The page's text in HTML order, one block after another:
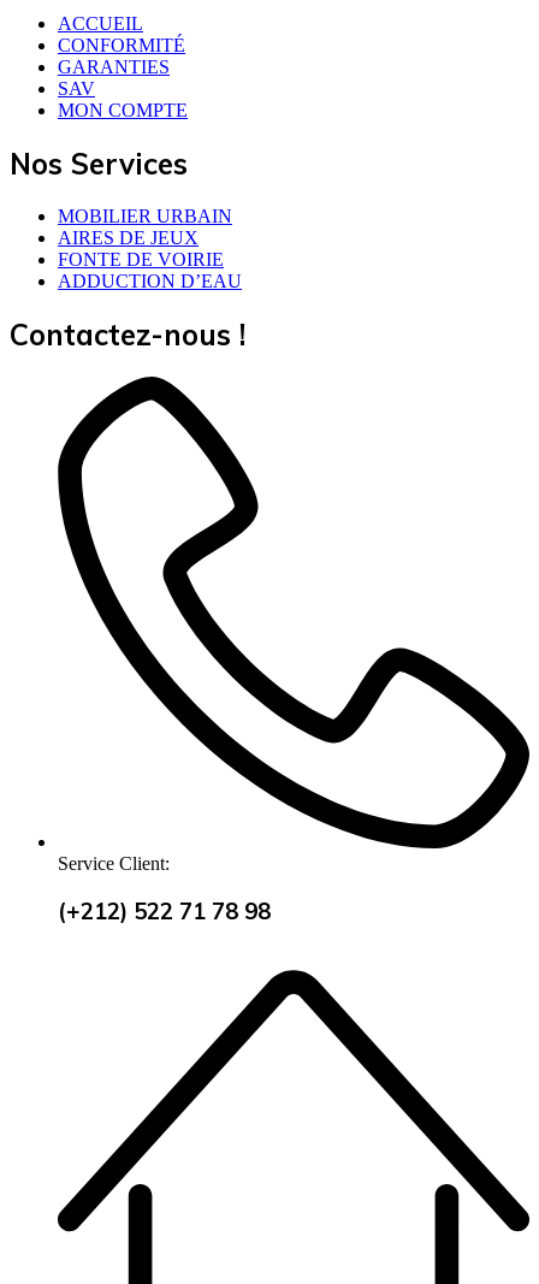
ACCUEIL
CONFORMITÉ
GARANTIES
SAV
MON COMPTE
Nos Services
MOBILIER URBAIN
AIRES DE JEUX
FONTE DE VOIRIE
ADDUCTION D’EAU
Contactez-nous !
Service Client:
(+212) 522 71 78 98